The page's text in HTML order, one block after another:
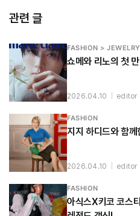
관련 글
FASHION >
쇼메와 리노의 첫
2026.04.10 editor
FASHION
지지 하디드와 함께
2026.04.10 editor
FASHION
아식스X키코 코스